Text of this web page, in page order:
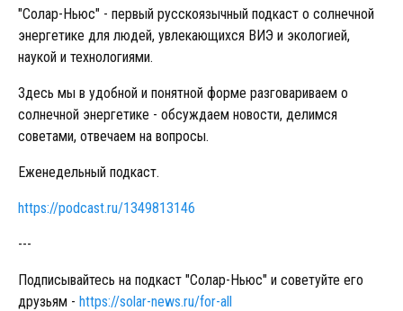
"Солар-Ньюс" - первый русскоязычный подкаст о солнечной
энергетике для людей, увлекающихся ВИЭ и экологией,
наукой и технологиями.
Здесь мы в удобной и понятной форме разговариваем о
солнечной энергетике - обсуждаем новости, делимся
советами, отвечаем на вопросы.
Еженедельный подкаст.
https://podcast.ru/1349813146
---
Подписывайтесь на подкаст "Солар-Ньюс" и советуйте его
друзьям - https://solar-news.ru/for-all